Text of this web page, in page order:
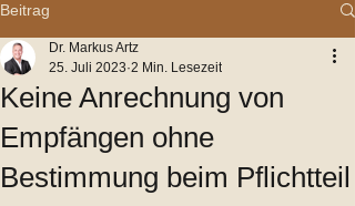
Beitrag
Keine Anrechnung von
Empfängen ohne
Bestimmung beim Pflichtteil
Dr. Markus Artz
25. Juli 2023 2 Min. Lesezeit